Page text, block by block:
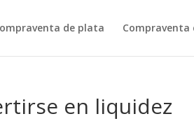
de plata Compraventa
en liquidez